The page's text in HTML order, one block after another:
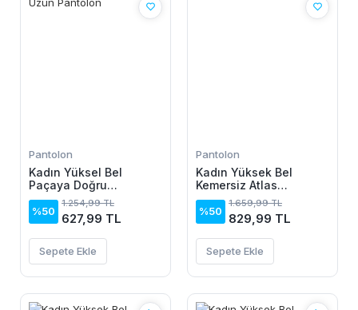
Pantolon
Kadın Yüksel Bel
Paçaya Doğru
Genişleyen Uzun
Pantolon
%50
1.254,99 TL
627,99 TL
Sepete Ekle
Pantolon
Kadın Yüksek Bel
Kemersiz Atlas
Pantolon
%50
1.659,99 TL
829,99 TL
Sepete Ekle